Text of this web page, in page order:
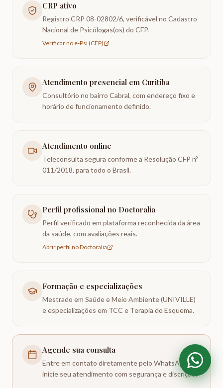
CRP ativo
Registro CRP 08-02802/6, verificável no Cadastro
Nacional de Psicólogas(os) do CFP.
Verificar no e-Psi (CFP)
Atendimento presencial em Curitiba
Consultório no bairro Cabral, com endereço fixo e
horário de funcionamento definido.
Atendimento online
Teleconsulta segura conforme a Resolução CFP nº
011/2018, para todo o Brasil.
Perfil profissional no Doctoralia
Perfil verificado em plataforma reconhecida da área
da saúde, com avaliações reais.
Abrir perfil no Doctoralia
Formação e especializações
Mestrado em Saúde e Meio Ambiente (UNIVILLE)
e especializações em TCC e Terapia do Esquema.
Agende sua consulta
Entre em contato diretamente pelo WhatsApp e
inicie seu atendimento com segurança e discrição.